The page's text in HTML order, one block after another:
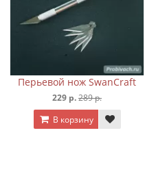
Перьевой нож SwanCraft
229 р.289 р.
В корзину